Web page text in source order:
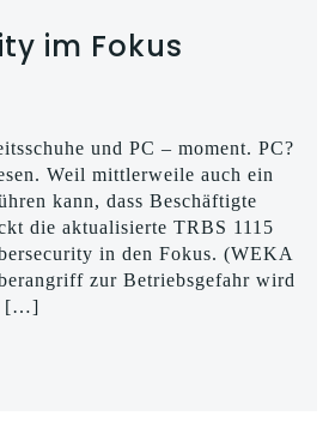
im Fokus
und PC – moment. PC?
Weil mittlerweile auch ein
kann, dass Beschäftigte
die aktualisierte TRBS 1115
in den Fokus. (WEKA
zur Betriebsgefahr wird
[…]